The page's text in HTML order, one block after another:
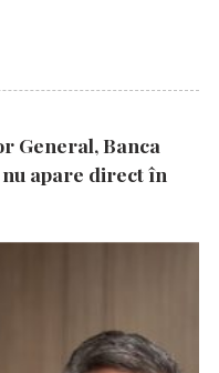
General, Banca
apare direct în